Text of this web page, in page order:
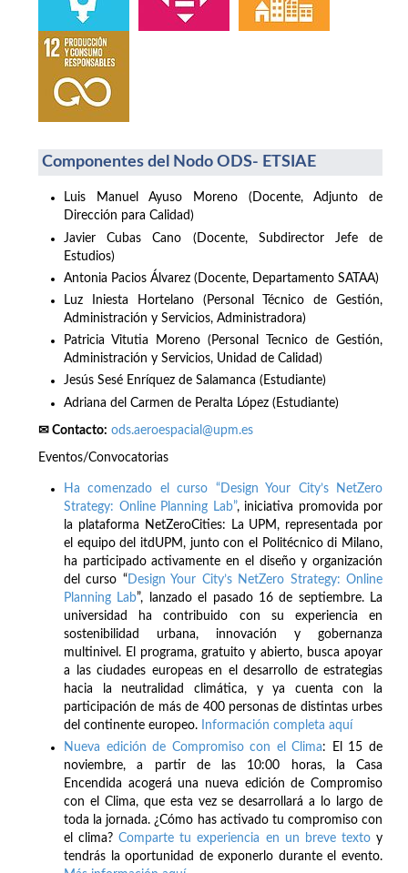
Componentes del Nodo ODS- ETSIAE
Luis Manuel Ayuso Moreno (Docente, Adjunto de
Dirección para Calidad)
Javier Cubas Cano (Docente, Subdirector Jefe de
Estudios)
Antonia Pacios Álvarez (Docente, Departamento SATAA)
Luz Iniesta Hortelano (Personal Técnico de Gestión,
Administración y Servicios, Administradora)
Patricia Vitutia Moreno (Personal Tecnico de Gestión,
Administración y Servicios, Unidad de Calidad)
Jesús Sesé Enríquez de Salamanca (Estudiante)
Adriana del Carmen de Peralta López (Estudiante)
✉ Contacto: ods.aeroespacial@upm.es
Eventos/Convocatorias
Ha comenzado el curso “Design Your City’s NetZero
Strategy: Online Planning Lab”, iniciativa promovida por
la plataforma NetZeroCities: La UPM, representada por
el equipo del itdUPM, junto con el Politécnico di Milano,
ha participado activamente en el diseño y organización
del curso “Design Your City’s NetZero Strategy: Online
Planning Lab”, lanzado el pasado 16 de septiembre. La
universidad ha contribuido con su experiencia en
sostenibilidad urbana, innovación y gobernanza
multinivel. El programa, gratuito y abierto, busca apoyar
a las ciudades europeas en el desarrollo de estrategias
hacia la neutralidad climática, y ya cuenta con la
participación de más de 400 personas de distintas urbes
del continente europeo.
Información completa aquí
Nueva edición de Compromiso con el Clima: El 15 de
noviembre, a partir de las 10:00 horas, la Casa
Encendida acogerá una nueva edición de Compromiso
con el Clima, que esta vez se desarrollará a lo largo de
toda la jornada. ¿Cómo has activado tu compromiso con
el clima?Comparte tu experiencia en un breve textoy
tendrás la oportunidad de exponerlo durante el evento.